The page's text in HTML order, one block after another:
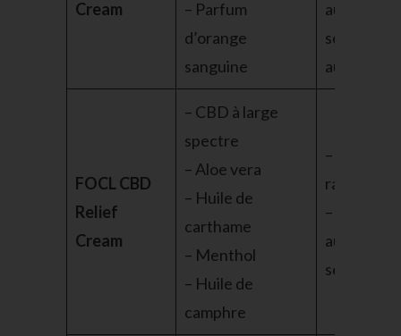
Cream
– Parfum
d’orange
sanguine
aux
aux
FOCL CBD
Relief
Cream
– CBD à large
spectre
– Aloe vera
– Huile de
carthame
– Menthol
– Huile de
camphre
– Action
rapide
–
aux peaux
sensibles